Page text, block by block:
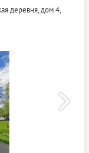
деревня, дом 4,